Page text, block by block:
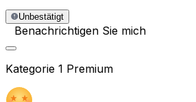
Unbestätigt
Benachrichtigen Sie mich
Kategorie 1 Premium